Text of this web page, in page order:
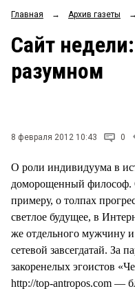
ОБЩЕСТВО
ЗАКОН
НОВОСТИ КОМПАНИЙ
СТИЛЬ ЖИЗНИ
Главная → Архив газеты →
Сайт
разумном
8 февраля 2012 10:43 0
О роли индивидуума в
доморощенный философ.
примеру, о толпах
светлое будущее, в
же отдельного мужчину
сетевой завсегдатай. За
закоренелых эгоистов
http://top-antropos.com —